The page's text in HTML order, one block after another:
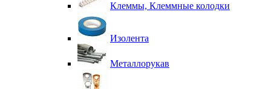
Клеммы, Клеммные колодки
Изолента
Металлорукав